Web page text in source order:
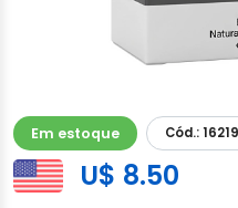
Em estoque Cód.:
U$ 8.50